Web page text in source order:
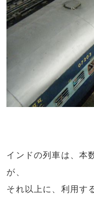
インドの列車は、本
が、
それ以上に、利用す